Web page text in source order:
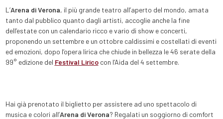
L’Arena di Verona, il più grande teatro all’aperto del mondo, amata
tanto dal pubblico quanto dagli artisti, accoglie anche la fine
dell’estate con un calendario ricco e vario di show e concerti,
proponendo un settembre e un ottobre caldissimi e costellati di eventi
ed emozioni, dopo l’opera lirica che chiude in bellezza le 46 serate della
99° edizione del Festival Liricocon l’Aida del 4 settembre.
Hai già prenotato il biglietto per assistere ad uno spettacolo di
musica e colori all’Arena di Verona? Regalati un soggiorno di comfort